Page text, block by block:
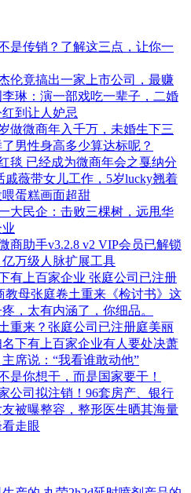
是传销？了解这三点，让你一
伦竟搞出一家上市公司，最赚
琳：演一部戏吃一辈子，二婚
到让人妒忌
做微商年入千万，未婚生下三
男性身高多少算达标呢？
毯 已经成为微商年会之戛纳分
薇带女儿工作，5岁lucky翘着
蛋糕画面超甜
大民企：击败三棵树，远甩华
商助手v3.2.8 v2 VIP会员已解锁
万级人脉扩展工具
有上百家企业 张庭公司已注册
教母张庭卷土重来《检讨书》这
，太有内涵了，你细品。
重来？张庭公司已注册庭美丽
下有上百家企业有人要处决萧
席说：“我看谁敢动他”
是你想干，而是国家要干！
公司拟注销！96套房产、银行
被曝整容，整形医生晒其海量
看走眼